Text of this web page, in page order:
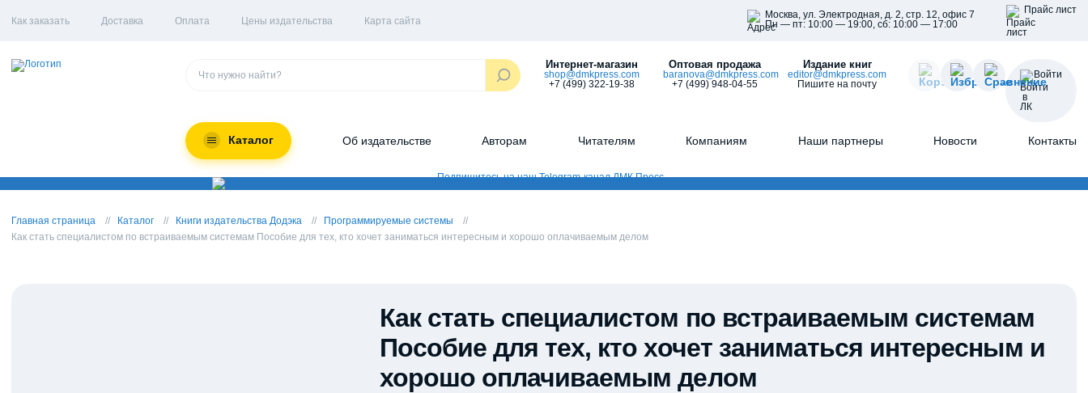
Как заказать Доставка Оплата Цены издательства Карта сайта
Москва, ул. Электродная, д. 2, стр. 12, офис 7
Пн — пт: 10:00 — 19:00, сб: 10:00 — 17:00
Прайс лист
Интернет-магазин
shop@dmkpress.com
+7 (499) 322-19-38
Оптовая продажа
baranova@dmkpress.com
+7 (499) 948-04-55
Издание книг
editor@dmkpress.com
Пишите на почту
Войти
Каталог Об издательстве Авторам Читателям Компаниям Наши партнеры Новости Контакты
Главная страница Каталог Книги издательства Додэка
Программируемые системы
Как стать специалистом по встраиваемым системам Пособие для тех, кто хочет заниматься интересным и хорошо оплачиваемым делом
Как стать специалистом по встраиваемым системам
Пособие для тех, кто хочет заниматься интересным и
хорошо оплачиваемым делом